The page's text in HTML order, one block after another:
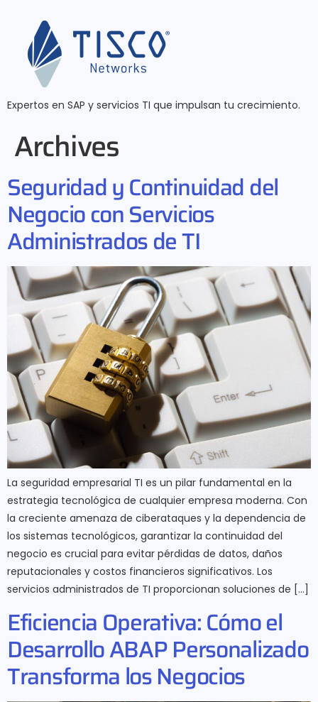
Expertos en SAP y servicios TI que impulsan tu crecimiento.
Archives
Seguridad y Continuidad del
Negocio con Servicios
Administrados de TI
La seguridad empresarial TI es un pilar fundamental en la
estrategia tecnológica de cualquier empresa moderna. Con
la creciente amenaza de ciberataques y la dependencia de
los sistemas tecnológicos, garantizar la continuidad del
negocio es crucial para evitar pérdidas de datos, daños
reputacionales y costos financieros significativos. Los
servicios administrados de TI proporcionan soluciones de […]
Eficiencia Operativa: Cómo el
Desarrollo ABAP Personalizado
Transforma los Negocios